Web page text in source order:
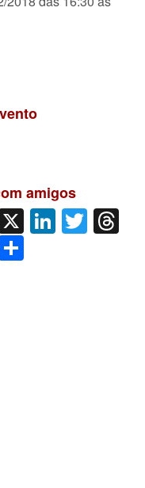
amigos
X LinkedIn
Twitter
Link